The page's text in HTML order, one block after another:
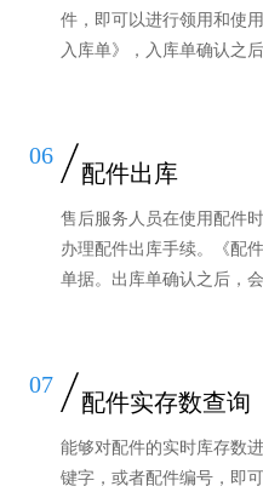
件，即可以进行领用和使
入库单》，入库单确认之
06
配件出库
售后服务人员在使用配件
办理配件出库手续。《配
单据。出库单确认之后，
07
配件实存数查询
能够对配件的实时库存数
键字，或者配件编号，即